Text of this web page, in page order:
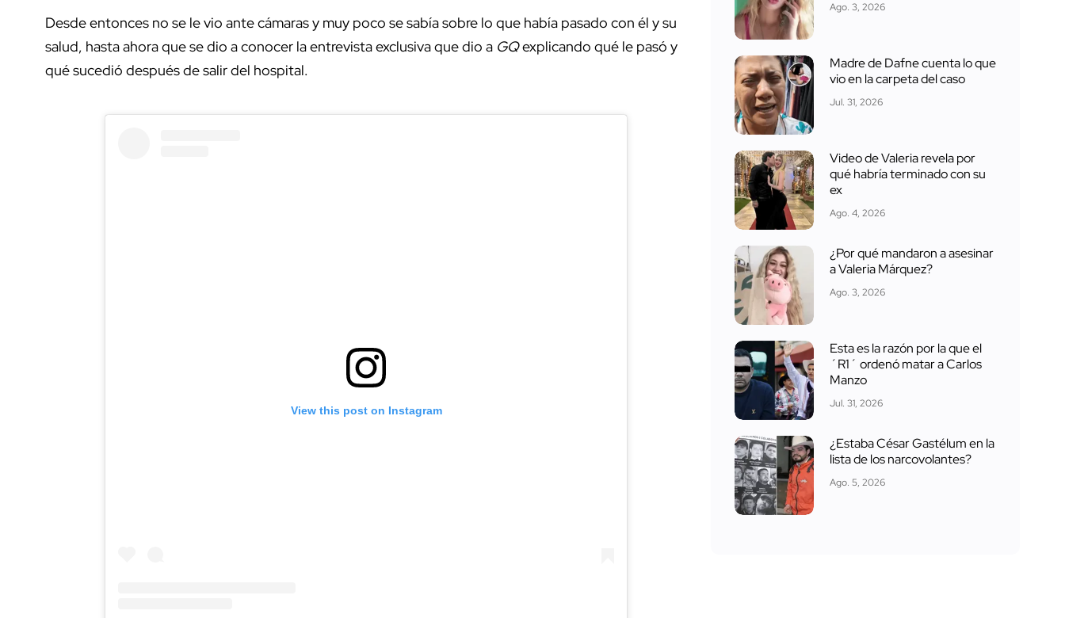
Desde entonces no se le vio ante cámaras y muy poco se sabía sobre lo que había pasado con él y su
salud, hasta ahora que se dio a conocer la entrevista exclusiva que dio a GQexplicando qué le pasó y
qué sucedió después de salir del hospital.
View this post on Instagram
Ago. 3, 2026
Madre de Dafne cuenta lo que
vio en la carpeta del caso
Jul. 31, 2026
Video de Valeria revela por
qué habría terminado con su
ex
Ago. 4, 2026
¿Por qué mandaron a asesinar
a Valeria Márquez?
Ago. 3, 2026
Esta es la razón por la que el
´R1´ ordenó matar a Carlos
Manzo
Jul. 31, 2026
¿Estaba César Gastélum en la
lista de los narcovolantes?
Ago. 5, 2026